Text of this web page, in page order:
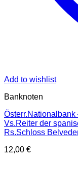
Add to wishlist
Banknoten
Vs.Reiter der
Rs.Schloss
12,00 €